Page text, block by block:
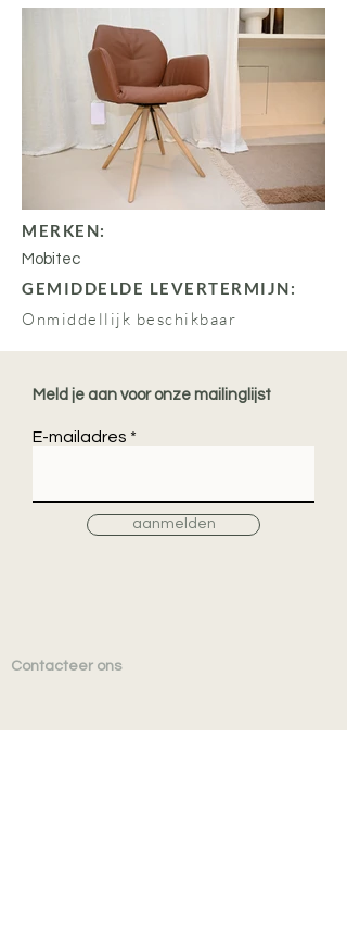
MERKEN:
Mobitec
GEMIDDELDE LEVERTERMIJN:
Onmiddellijk beschikbaar
Meld je aan voor onze mailinglijst
E-mailadres
aanmelden
Contacteer ons
TEXTIELSHOP nv